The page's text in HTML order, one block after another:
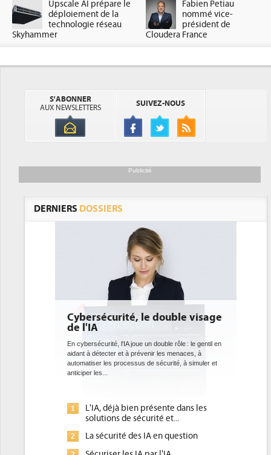
Upscale AI prépare le
déploiement de la
technologie réseau
Skyhammer
Fabien Petiau
nommé vice-
président de
Cloudera France
S'ABONNER
AUX NEWSLETTERS
SUIVEZ-NOUS
Publicité
DERNIERS DOSSIERS
le double visage
un double rôle : le gentil en
les menaces, à
de sécurité, à simuler et
présente dans les
DEE: l'efficacité énergétique
bientôt une obligation pour
datacenters
Des datacenters plus durables et plus efficaces,
ce que recherchent les pouvoirs publics européens
1
Qu'est-ce que la DEE (directive
d'efficacité énergétique) ?
2
DEE, une pression administrative